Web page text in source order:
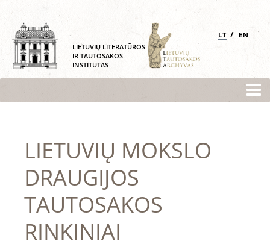
LIETUVIŲ LITERATŪROS
IR TAUTOSAKOS
INSTITUTAS
LT / EN
LIETUVIŲ MOKSLO
DRAUGIJOS
TAUTOSAKOS
RINKINIAI